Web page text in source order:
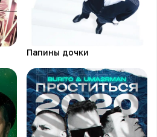
Папины дочки